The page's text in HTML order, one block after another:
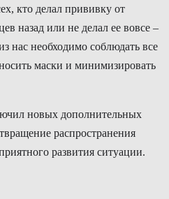
кто делал прививку от
назад или не делал ее вовсе –
нас необходимо соблюдать все
маски и минимизировать
новых дополнительных
распространения
развития ситуации.